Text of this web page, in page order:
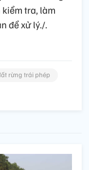
tra, làm
để xử lý./.
rừng trái phép